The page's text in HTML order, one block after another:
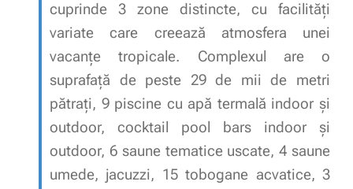
cuprinde 3 zone distincte, cu facilități
variate care creează atmosfera unei
vacanțe tropicale. Complexul are o
suprafață de peste 29 de mii de metri
pătrați, 9 piscine cu apă termală indoor și
outdoor, cocktail pool bars indoor și
outdoor, 6 saune tematice uscate, 4 saune
umede, jacuzzi, 15 tobogane acvatice, 3